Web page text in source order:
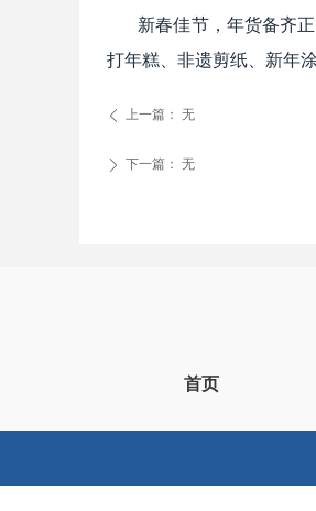
ꄲ 下一篇： 无
ꄴ 上一篇： 无
新春佳节，年货备齐正
打年糕、非遗剪纸、新年
首页